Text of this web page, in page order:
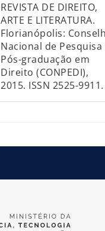
REVISTA DE DIREITO,
ARTE E LITERATURA.
Florianópolis:
Nacional de Pesquisa
Pós-graduação em
Direito (CONPEDI),
2015. ISSN 2525-9911.